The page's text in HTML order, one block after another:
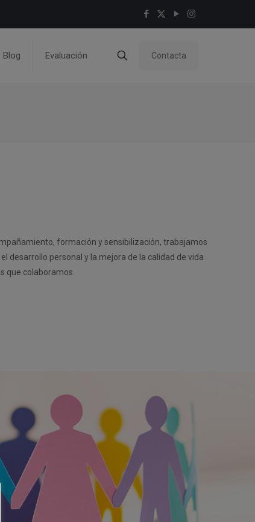
Blog Evaluación Contacta
formación y sensibilización, trabajamos
desarrollo personal y la mejora de la calidad de vida
que colaboramos.